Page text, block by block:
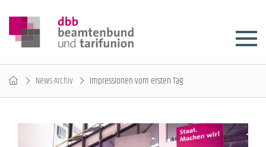
News-Archiv Impressionen vom ersten Tag